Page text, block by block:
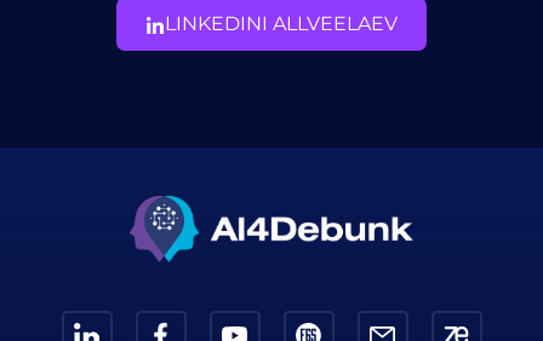
LINKEDINI ALLVEELAEV